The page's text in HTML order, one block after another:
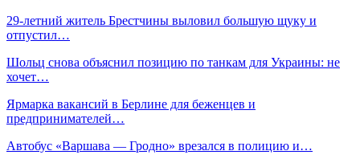
29-летний житель Брестчины выловил большую щуку и
отпустил…
Шольц снова объяснил позицию по танкам для Украины: не
хочет…
Ярмарка вакансий в Берлине для беженцев и
предпринимателей…
Автобус «Варшава — Гродно» врезался в полицию и…